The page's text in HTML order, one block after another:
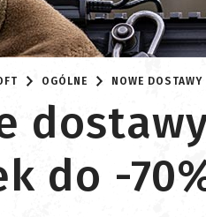
OGÓLNE NOWE
do -